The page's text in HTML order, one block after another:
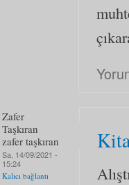
Zafer
Taşkıran
zafer taşkıran
Sa, 14/09/2021 -
15:24
Kalıcı bağlantı